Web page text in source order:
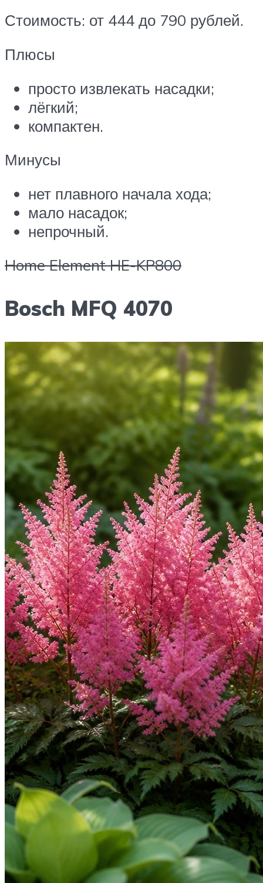
Стоимость: от 444 до 790 рублей.
Плюсы
просто извлекать насадки;
лёгкий;
компактен.
Минусы
нет плавного начала хода;
мало насадок;
непрочный.
Home Element HE-KP800
Bosch MFQ 4070